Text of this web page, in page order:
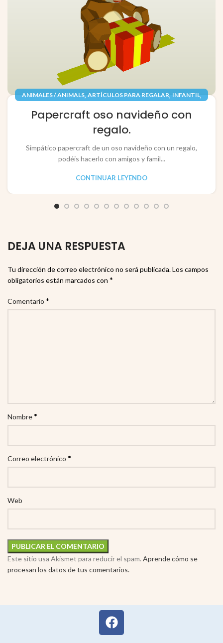
ANIMALES / ANIMALS, ARTÍCULOS PARA REGALAR, INFANTIL,
RECORTABLES PAPERCRAFT
Papercraft oso navideño con
regalo.
Simpático papercraft de un oso navideño con un regalo,
podéis hacerlo con amigos y famil...
CONTINUAR LEYENDO
DEJA UNA RESPUESTA
Tu dirección de correo electrónico no será publicada.Los campos
obligatorios están marcados con *
Comentario *
Nombre*
Correo electrónico *
Web
Este sitio usa Akismet para reducir el spam. Aprende cómo se
procesan los datos de tus comentarios.